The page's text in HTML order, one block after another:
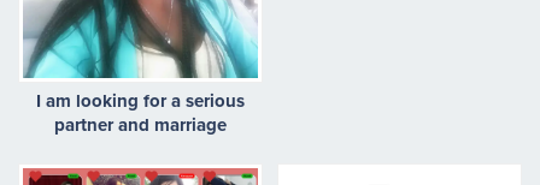
I am looking for a serious
partner and marriage